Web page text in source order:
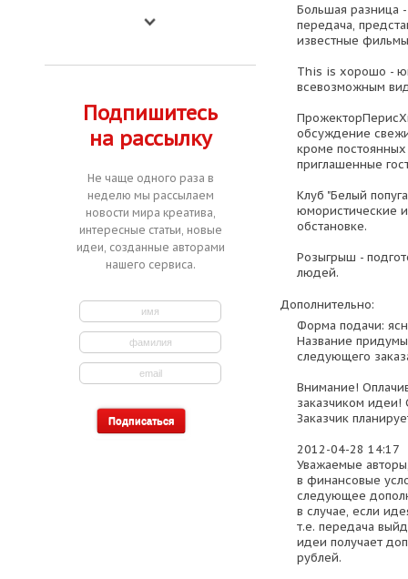
Подпишитесь
на рассылку
Не чаще одного раза в
неделю мы рассылаем
новости мира креатива,
интересные статьи, новые
идеи, созданные авторами
нашего сервиса.
Большая разница
передача,
известные
This is хорошо -
всевозможным
обсуждение
кроме
приглашенные
Клуб "Белый
юмористические
обстановке.
Розыгрыш -
людей.
Дополнительно:
Форма подачи:
Название
следующего
Внимание!
заказчиком идеи!
Заказчик
2012-04-28 14:17
Уважаемые
в финансовые
следующее
в случае, если
т.е. передача
идеи получает
рублей.